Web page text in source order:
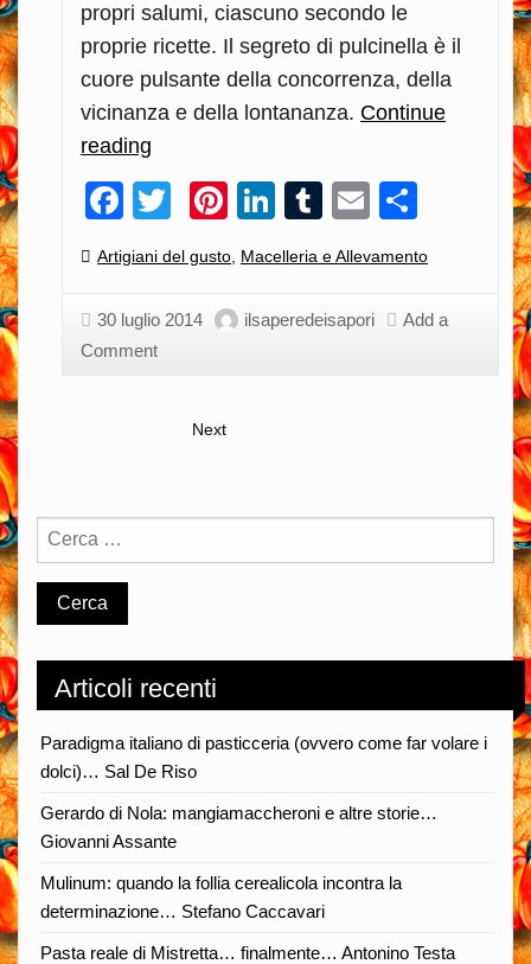
propri salumi, ciascuno secondo le
proprie ricette. Il segreto di pulcinella è il
cuore pulsante della concorrenza, della
vicinanza e della lontananza. Continue
reading
paese
il
suo
Simone
Ceccotti
Facebook
TwitterPinterest
LinkedIn
Tumblr
Email
Categories:
Artigiani del gusto Macelleria e Allevamento
30 luglio 2014 ilsaperedeisapori
Add a
Comment
Next
Articoli recenti
Paradigma italiano di pasticceria (ovvero come far volare i
dolci)… Sal De Riso
Gerardo di Nola: mangiamaccheroni e altre storie…
Giovanni Assante
Mulinum: quando la follia cerealicola incontra la
determinazione… Stefano Caccavari
Pasta reale di Mistretta… finalmente… Antonino Testa